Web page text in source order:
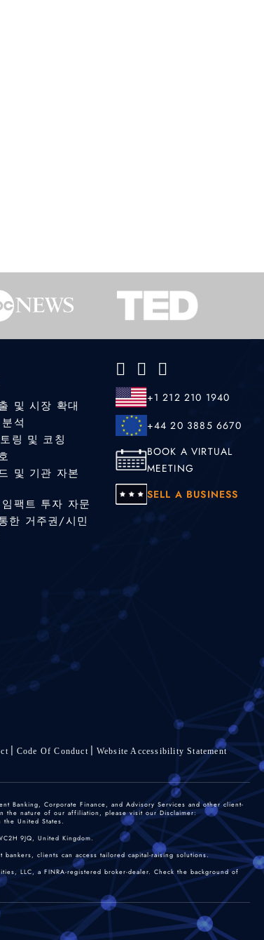
및 시장 확대
석
링 및 코칭
및 기관 자본
팩트 투자 자문
한 거주권/시민
+1 212 210 1940
+44 20 3885 6670
BOOK A VIRTUAL
MEETING
SELL A BUSINESS
Code Of Conduct
Website Accessibility Statement
Banking, Corporate Finance, and Advisory Services and other client-
the nature of our affiliation, please visit our Disclaimer:
United States.
9JQ, United Kingdom.
bankers, clients can access tailored capital-raising solutions.
LLC, a FINRA-registered broker-dealer. Check the background of